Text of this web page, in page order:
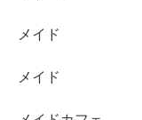
メイド
メイド